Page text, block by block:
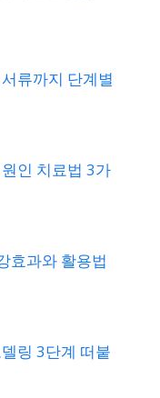
류까지 단계별
인 치료법 3가
효과와 활용법
링 3단계 떠붙